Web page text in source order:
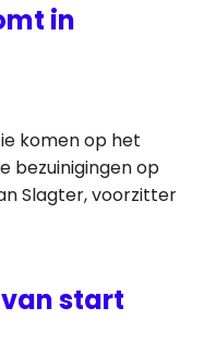
in
komen op het
bezuinigingen op
Slagter, voorzitter
start